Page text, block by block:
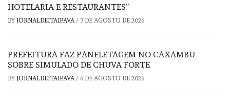
HOTELARIA E RESTAURANTES”
BY JORNALDEITAIPAVA/ 7 DE AGOSTO DE 2026
PREFEITURA FAZ PANFLETAGEM NO CAXAMBU
SOBRE SIMULADO DE CHUVA FORTE
BY JORNALDEITAIPAVA/ 6 DE AGOSTO DE 2026